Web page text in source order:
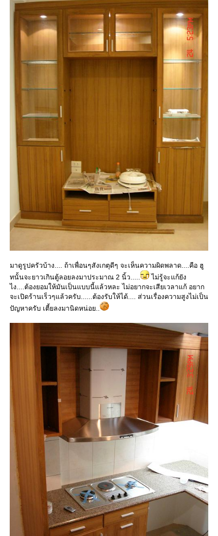
มาดูรูปครัวบ้าง.... ถ้าเพื่อนๆสังเกตุดีๆ จะเห็นความผิดพลาด....คือ ฮู
ทนั้นจะยาวเกินตู้ลอยลงมาประมาณ 2 นิ้ว.....
ไม่รู้จะแก้ยัง
ไง....ต้องยอมให้มันเป็นแบบนี้แล้วหละ ไม่อยากจะเสียเวลาแก้ อยาก
จะเปิดร้านเร็วๆแล้วครับ......ต้องรับให้ได้.... ส่วนเรื่องความสูงไม่เป็น
ปัญหาครับ เตี้ยลงมานิดหน่อย..